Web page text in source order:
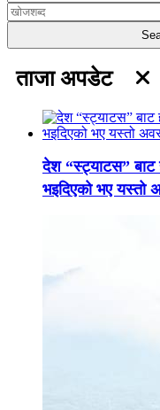
ताजा अपडेट
देश “स्ट्याटस” बाट
भइदिएको भए यस्तो